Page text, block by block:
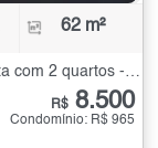
62 m²
Apartamento para Alugar no Planalto Paulista com 2 quartos - 62 m²
R$ 8.500
Condomínio: R$ 965